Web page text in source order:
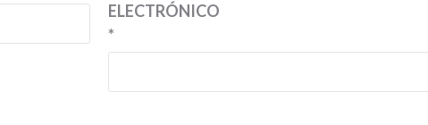
ELECTRÓNICO
*